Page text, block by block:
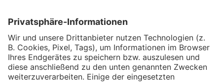
Das könnte Dich auch
interessieren
Was war los im Westallgäu
und am Bodensee –